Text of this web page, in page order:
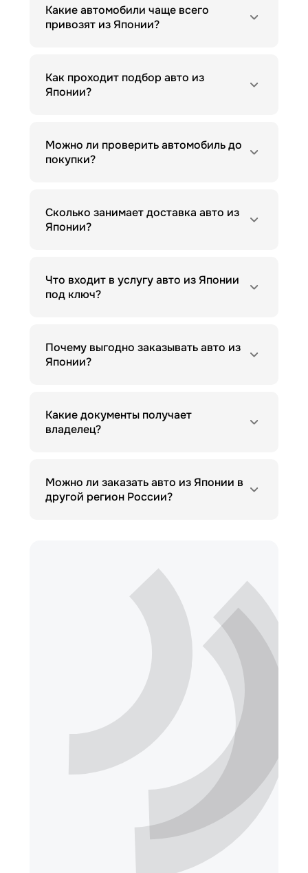
Какие автомобили чаще всего
привозят из Японии?
Как проходит подбор авто из
Японии?
Можно ли проверить автомобиль до
покупки?
Сколько занимает доставка авто из
Японии?
Что входит в услугу авто из Японии
под ключ?
Почему выгодно заказывать авто из
Японии?
Какие документы получает
владелец?
Можно ли заказать авто из Японии в
другой регион России?